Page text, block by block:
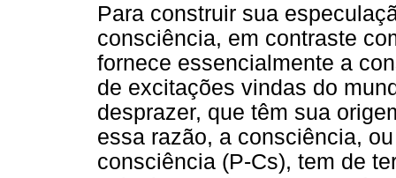
Para construir sua
consciência, em contraste
fornece essencialmente a
de excitações vindas do
desprazer, que têm sua
essa razão, a consciência,
consciência (P-Cs), tem de